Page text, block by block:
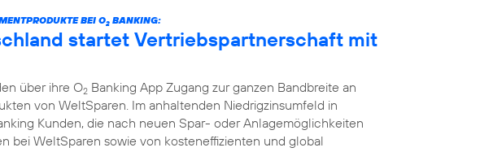
BEI O2 BANKING:
startet Vertriebspartnerschaft mit
über ihre O2 Banking App Zugang zur ganzen Bandbreite an
von WeltSparen. Im anhaltenden Niedrigzinsumfeld in
Kunden, die nach neuen Spar- oder Anlagemöglichkeiten
bei WeltSparen sowie von kosteneffizienten und global